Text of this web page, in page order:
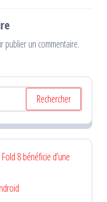
publier un commentaire.